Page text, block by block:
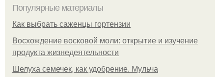
Популярные материалы
Как выбрать саженцы гортензии
Восхождение восковой моли: открытие и изучение
продукта жизнедеятельности
Шелуха семечек, как удобрение. Мульча